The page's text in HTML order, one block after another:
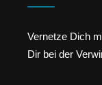
Vernetze Dich
Dir bei der